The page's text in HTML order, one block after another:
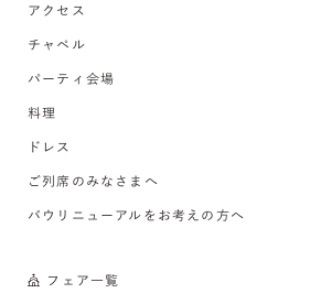
アクセス
チャペル
パーティ会場
料理
ドレス
ご列席のみなさまへ
バウリニューアルをお考えの方へ
フェア一覧